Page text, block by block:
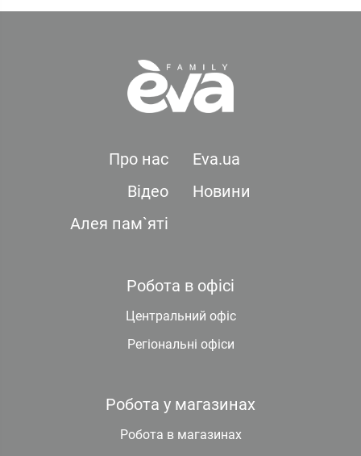
Про нас
Eva.ua
Відео
Новини
Алея пам`яті
Робота в офісі
Центральний офіс
Регіональні офіси
Робота у магазинах
Робота в магазинах